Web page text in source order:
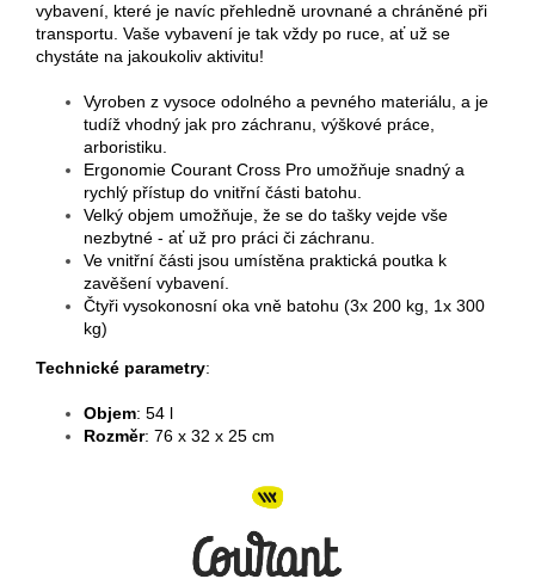
vybavení, které je navíc přehledně urovnané a chráněné při
transportu. Vaše vybavení je tak vždy po ruce, ať už se
chystáte na jakoukoliv aktivitu!
Vyroben z vysoce odolného a pevného materiálu, a je
tudíž vhodný jak pro záchranu, výškové práce,
arboristiku.
Ergonomie Courant Cross Pro umožňuje snadný a
rychlý přístup do vnitřní části batohu.
Velký objem umožňuje, že se do tašky vejde vše
nezbytné - ať už pro práci či záchranu.
Ve vnitřní části jsou umístěna praktická poutka k
zavěšení vybavení.
Čtyři vysokonosní oka vně batohu (3x 200 kg, 1x 300
kg)
Technické parametry:
Objem: 54 l
Rozměr: 76 x 32 x 25 cm